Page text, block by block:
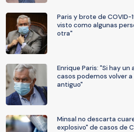
Paris y brote de COVID-
visto como algunas
otra"
Enrique Paris: "Si hay
casos podemos volver a
antiguo"
Minsal no descarta
explosivo" de casos de